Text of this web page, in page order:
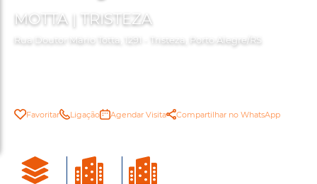
MOTTA | TRISTEZA
Rua Doutor Mário Totta, 1291 - Tristeza, Porto Alegre/RS
Favoritar Ligação Agendar Visita Compartilhar no WhatsApp